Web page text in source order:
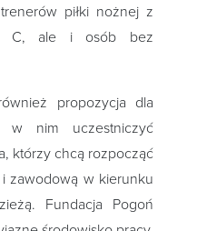
piłki nożnej z
C, ale i osób bez
propozycja dla
w nim uczestniczyć
którzy chcą rozpocząć
zawodową w kierunku
Fundacja Pogoń